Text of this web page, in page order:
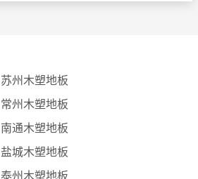
苏州木塑地板
常州木塑地板
南通木塑地板
盐城木塑地板
泰州木塑地板